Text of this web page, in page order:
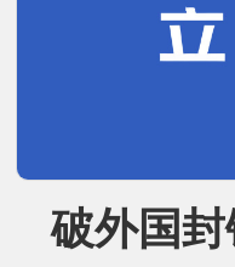
破外国